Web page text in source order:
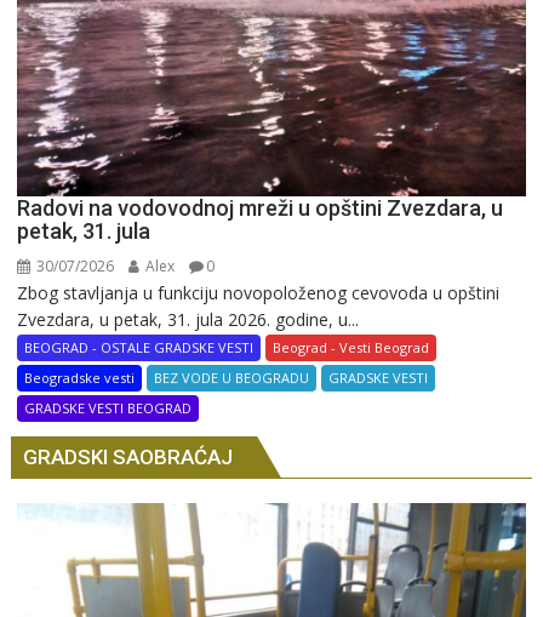
Radovi na vodovodnoj mreži u opštini Zvezdara, u
petak, 31. jula
30/07/2026 Alex 0
Zbog stavljanja u funkciju novopoloženog cevovoda u opštini
Zvezdara, u petak, 31. jula 2026. godine, u...
BEOGRAD - OSTALE GRADSKE VESTI
Beograd - Vesti Beograd
Beogradske vesti
BEZ VODE U BEOGRADU
GRADSKE VESTI
GRADSKE VESTI BEOGRAD
GRADSKI SAOBRAĆAJ